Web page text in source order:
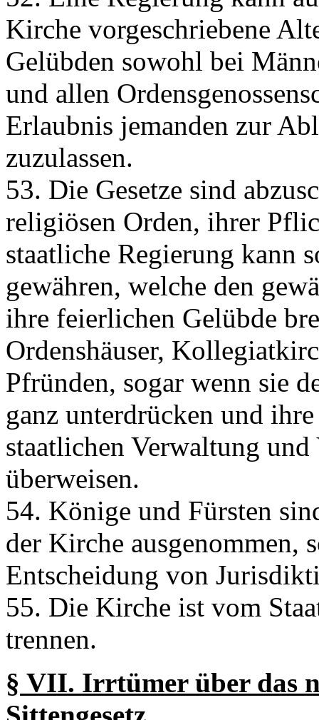
Kirche vorgeschriebene
Gelübden sowohl bei
und allen
Erlaubnis jemanden zur
zuzulassen.
53. Die Gesetze sind
religiösen Orden, ihrer
staatliche Regierung kann
gewähren, welche den
ihre feierlichen Gelübde
Ordenshäuser,
Pfründen, sogar wenn sie
ganz unterdrücken und
staatlichen Verwaltung
überweisen.
54. Könige und Fürsten
der Kirche ausgenommen,
Entscheidung von
55. Die Kirche ist vom
trennen.
§ VII. Irrtümer über das